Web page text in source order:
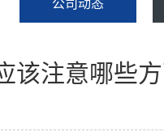
注意哪些方